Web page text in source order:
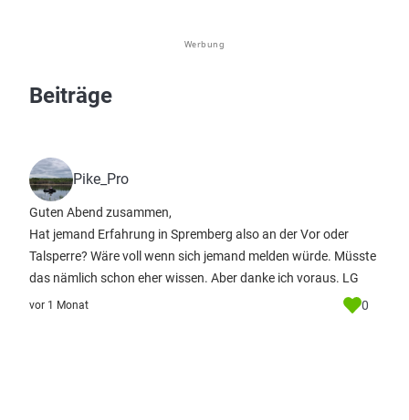
Werbung
Beiträge
Pike_Pro
Guten Abend zusammen,
Hat jemand Erfahrung in Spremberg also an der Vor oder
Talsperre? Wäre voll wenn sich jemand melden würde. Müsste
das nämlich schon eher wissen. Aber danke ich voraus. LG
vor 1 Monat 0